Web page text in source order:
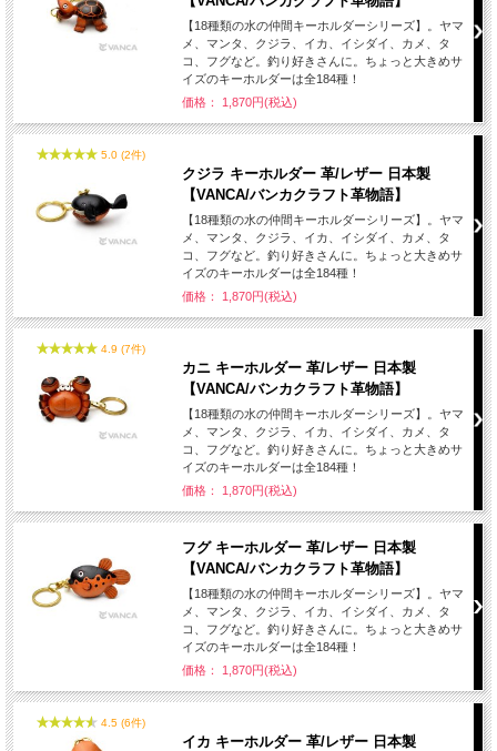
【18種類の水の仲間キーホルダーシリーズ】。ヤマ
メ、マンタ、クジラ、イカ、イシダイ、カメ、タ
コ、フグなど。釣り好きさんに。ちょっと大きめサ
イズのキーホルダーは全184種！
価格： 1,870円(税込)
5.0 (2件)
クジラ キーホルダー 革/レザー 日本製
【VANCA/バンカクラフト革物語】
【18種類の水の仲間キーホルダーシリーズ】。ヤマ
メ、マンタ、クジラ、イカ、イシダイ、カメ、タ
コ、フグなど。釣り好きさんに。ちょっと大きめサ
イズのキーホルダーは全184種！
価格： 1,870円(税込)
4.9 (7件)
カニ キーホルダー 革/レザー 日本製
【VANCA/バンカクラフト革物語】
【18種類の水の仲間キーホルダーシリーズ】。ヤマ
メ、マンタ、クジラ、イカ、イシダイ、カメ、タ
コ、フグなど。釣り好きさんに。ちょっと大きめサ
イズのキーホルダーは全184種！
価格： 1,870円(税込)
フグ キーホルダー 革/レザー 日本製
【VANCA/バンカクラフト革物語】
【18種類の水の仲間キーホルダーシリーズ】。ヤマ
メ、マンタ、クジラ、イカ、イシダイ、カメ、タ
コ、フグなど。釣り好きさんに。ちょっと大きめサ
イズのキーホルダーは全184種！
価格： 1,870円(税込)
4.5 (6件)
イカ キーホルダー 革/レザー 日本製